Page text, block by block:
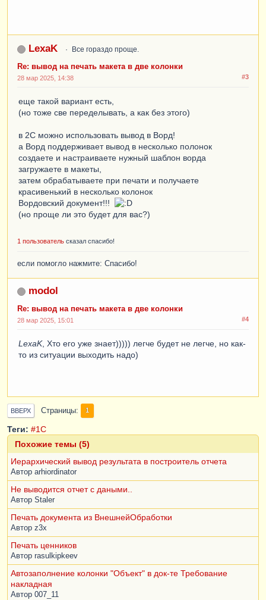
LexaK Все гораздо проще.
Re: вывод на печать макета в две колонки
#3
28 мар 2025, 14:38
еще такой вариант есть,
(но тоже све переделывать, а как без этого)
в 2С можно использовать вывод в Ворд!
а Ворд поддерживает вывод в несколько полонок
создаете и настраиваете нужный шаблон ворда
загружаете в макеты,
затем обрабатываете при печати и получаете
красивенький в несколько колонок
Вордовский документ!!!
(но проще ли это будет для вас?)
1 пользователь сказал спасибо!
если помогло нажмите: Спасибо!
modol
Re: вывод на печать макета в две колонки
#4
28 мар 2025, 15:01
LexaK, Хто его уже знает))))) легче будет не легче, но как-
то из ситуации выходить надо)
ВВЕРХ Страницы 1
Теги: #1С
Похожие темы (5)
Иерархический вывод результата в построитель отчета
Автор arhiordinator
Не выводится отчет с даными..
Автор Staler
Печать документа из ВнешнейОбработки
Автор z3x
Печать ценников
Автор rasulkipkeev
Автозаполнение колонки "Объект" в док-те Требование
накладная
Автор 007_11